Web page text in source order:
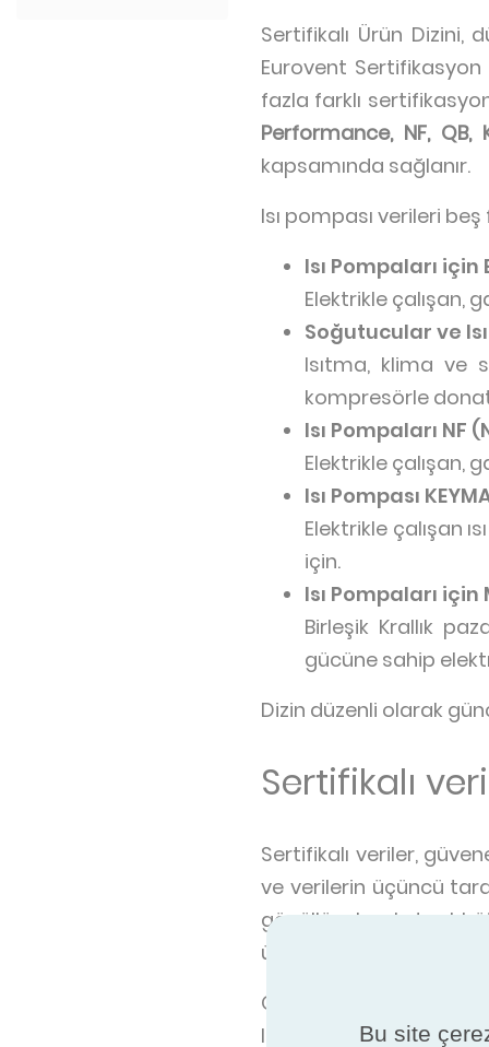
Sertifikalı Ürün Dizini,
Eurovent
fazla farklı
Performance, NF, QB,
kapsamında sağlanır.
Isı pompası verileri
Isı Pompaları
Elektrikle çalışan,
Soğutucular ve
Isıtma, klima ve
kompresörle
Isı Pompaları NF
Elektrikle çalışan,
Isı Pompası
Elektrikle çalışan
için.
Isı Pompaları için
Birleşik Krallık
gücüne sahip
Dizin düzenli olarak
Sertifikalı
Sertifikalı veriler,
ve verilerin üçüncü
gönüllü olarak
ürünlerin reklamı
Gereksinimler
laboratuvar testleri,
Bu site